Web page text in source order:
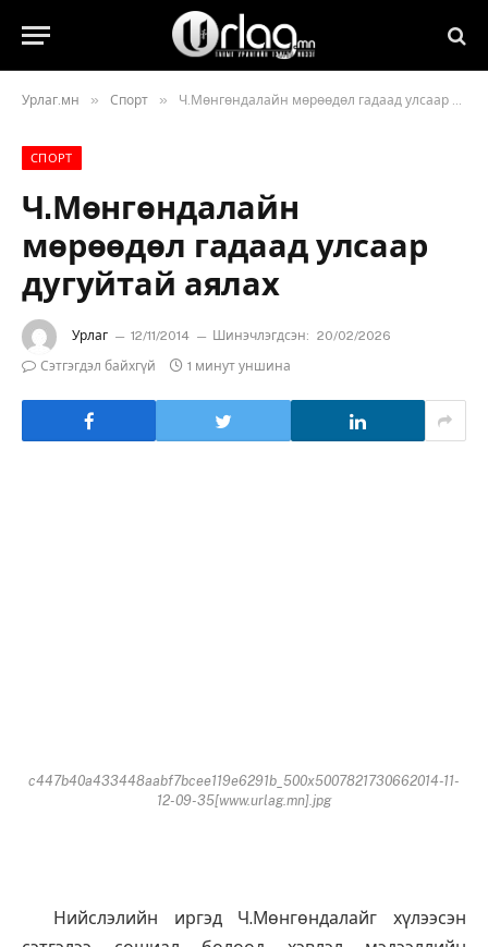
Урлаг.мн » Спорт » Ч.Мөнгөндалайн мөрөөдөл гадаад улсаар дугуйтай аялах
СПОРТ
Ч.Мөнгөндалайн
мөрөөдөл гадаад улсаар
дугуйтай аялах
Урлаг 12/11/2014 Шинэчлэгдсэн: 20/02/2026
Сэтгэгдэл байхгүй
1 минут уншина
c447b40a433448aabf7bcee119e6291b_500x5007821730662014-11-
12-09-35[www.urlag.mn].jpg
Нийслэлийн иргэд Ч.Мөнгөндалайг хүлээсэн